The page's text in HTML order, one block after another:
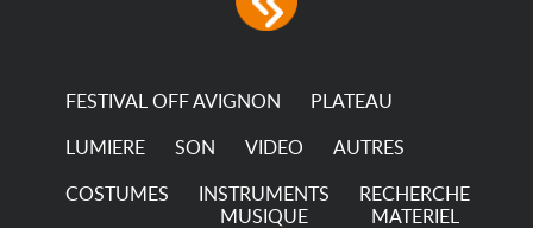
permanence of a 50,000-
FESTIVAL OFF AVIGNON PLATEAU
LUMIERE SON VIDEO AUTRES
COSTUMES
INSTRUMENTS
MUSIQUE
RECHERCHE
MATERIEL